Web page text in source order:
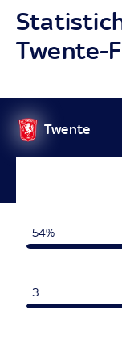
Twente-
Twente
54%
3